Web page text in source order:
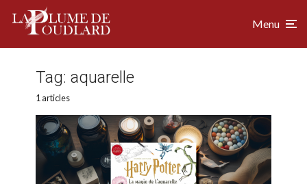
Menu
Tag: aquarelle
1 articles